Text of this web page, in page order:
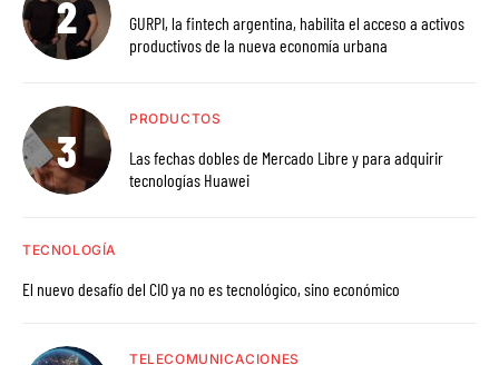
GURPI, la fintech argentina, habilita el acceso a activos
productivos de la nueva economía urbana
PRODUCTOS
Las fechas dobles de Mercado Libre y para adquirir
tecnologías Huawei
TECNOLOGÍA
El nuevo desafío del CIO ya no es tecnológico, sino económico
TELECOMUNICACIONES